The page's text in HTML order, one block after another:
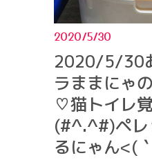
2020/5/30
2020/5/30
ラままにゃ
♡猫トイレ
(#^.^#)ペレ
るにゃん<(